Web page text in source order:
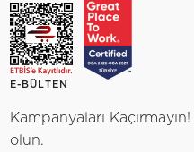
E-BÜLTEN
Kampanyaları
olun.